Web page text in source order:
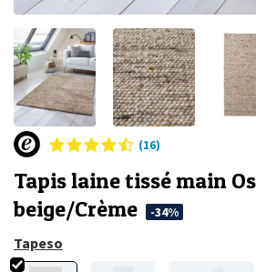
(16)
Tapis laine tissé main
beige/Crème
-34%
Tapeso